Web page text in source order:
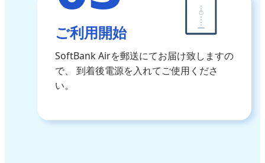
ご利用開始
SoftBank Airを郵送にてお届け致しますの
で、
到着後電源を入れてご使用くださ
い。